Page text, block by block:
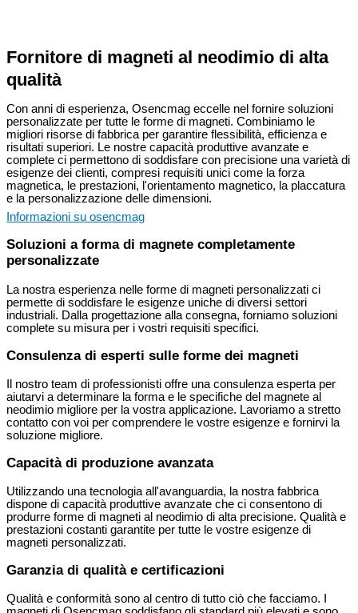
Fornitore di magneti al neodimio di alta
qualità
Con anni di esperienza, Osencmag eccelle nel fornire soluzioni
personalizzate per tutte le forme di magneti. Combiniamo le
migliori risorse di fabbrica per garantire flessibilità, efficienza e
risultati superiori. Le nostre capacità produttive avanzate e
complete ci permettono di soddisfare con precisione una varietà di
esigenze dei clienti, compresi requisiti unici come la forza
magnetica, le prestazioni, l'orientamento magnetico, la placcatura
e la personalizzazione delle dimensioni.
Informazioni su osencmag
Soluzioni a forma di magnete completamente
personalizzate
La nostra esperienza nelle forme di magneti personalizzati ci
permette di soddisfare le esigenze uniche di diversi settori
industriali. Dalla progettazione alla consegna, forniamo soluzioni
complete su misura per i vostri requisiti specifici.
Consulenza di esperti sulle forme dei magneti
Il nostro team di professionisti offre una consulenza esperta per
aiutarvi a determinare la forma e le specifiche del magnete al
neodimio migliore per la vostra applicazione. Lavoriamo a stretto
contatto con voi per comprendere le vostre esigenze e fornirvi la
soluzione migliore.
Capacità di produzione avanzata
Utilizzando una tecnologia all'avanguardia, la nostra fabbrica
dispone di capacità produttive avanzate che ci consentono di
produrre forme di magneti al neodimio di alta precisione. Qualità e
prestazioni costanti garantite per tutte le vostre esigenze di
magneti personalizzati.
Garanzia di qualità e certificazioni
Qualità e conformità sono al centro di tutto ciò che facciamo. I